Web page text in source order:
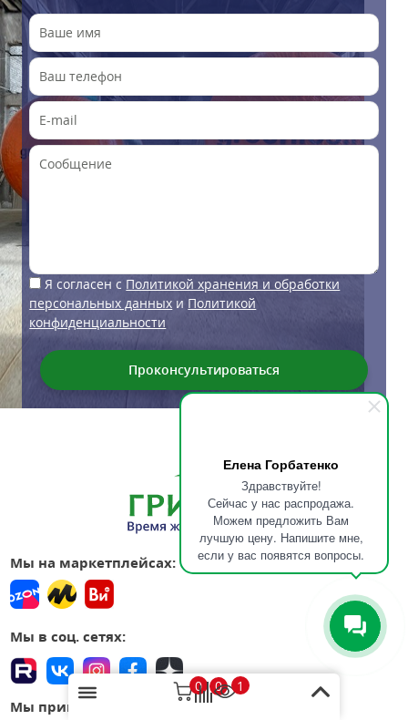
Елена Горбатенко
Здравствуйте!
Сейчас у нас распродажа.
Можем предложить Вам
лучшую цену. Напишите мне,
если у вас появятся вопросы.
0 0 1
Я согласен с Политикой хранения и обработки
персональных данных и Политикой
конфиденциальности
Мы на маркетплейсах:
Мы в соц. сетях:
Мы принимаем: